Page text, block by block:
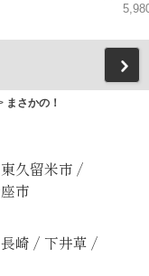
まさかの！
東久留米市 /
市
長崎 / 下井草 /